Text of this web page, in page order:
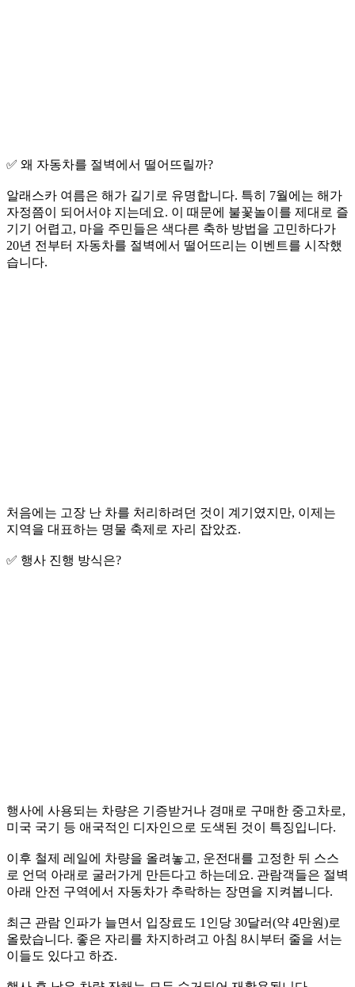
✅ 왜 자동차를 절벽에서 떨어뜨릴까?
알래스카 여름은 해가 길기로 유명합니다. 특히 7월에는 해가
자정쯤이 되어서야 지는데요. 이 때문에 불꽃놀이를 제대로 즐
기기 어렵고, 마을 주민들은 색다른 축하 방법을 고민하다가
20년 전부터 자동차를 절벽에서 떨어뜨리는 이벤트를 시작했
습니다.
처음에는 고장 난 차를 처리하려던 것이 계기였지만, 이제는
지역을 대표하는 명물 축제로 자리 잡았죠.
✅ 행사 진행 방식은?
행사에 사용되는 차량은 기증받거나 경매로 구매한 중고차로,
미국 국기 등 애국적인 디자인으로 도색된 것이 특징입니다.
이후 철제 레일에 차량을 올려놓고, 운전대를 고정한 뒤 스스
로 언덕 아래로 굴러가게 만든다고 하는데요. 관람객들은 절벽
아래 안전 구역에서 자동차가 추락하는 장면을 지켜봅니다.
최근 관람 인파가 늘면서 입장료도 1인당 30달러(약 4만원)로
올랐습니다. 좋은 자리를 차지하려고 아침 8시부터 줄을 서는
이들도 있다고 하죠.